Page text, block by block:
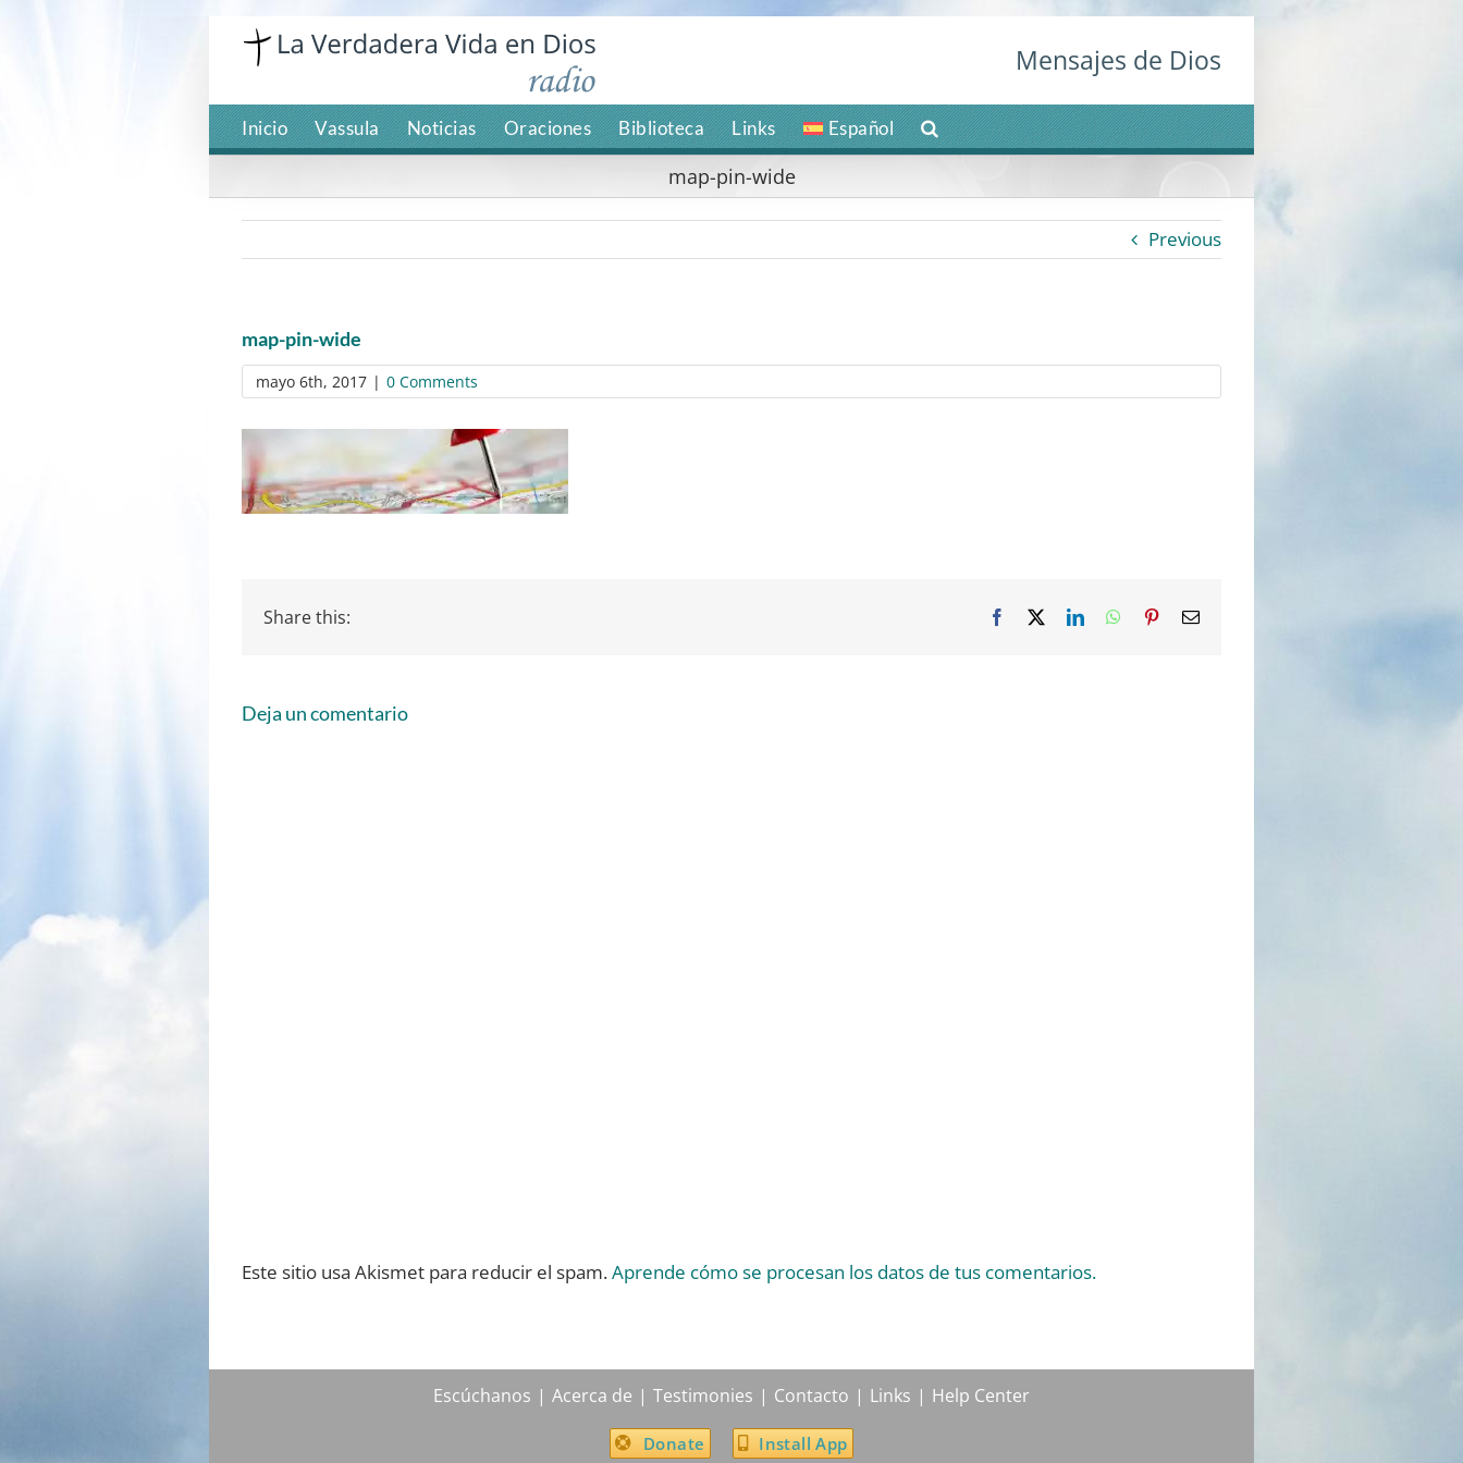
Mensajes de Dios
Inicio Vassula Noticias Oraciones Biblioteca Links Español
map-pin-wide
Previous
map-pin-wide
mayo 6th, 2017 | 0 Comments
Share this: Facebook LinkedInWhatsApp
PinterestEmail
Deja un comentario
Este sitio usa Akismet para reducir el spam.Aprende cómo se procesan los datos de tus comentarios.
Escúchanos Acerca de Testimonies Contacto Links Help Center
Donate Install App